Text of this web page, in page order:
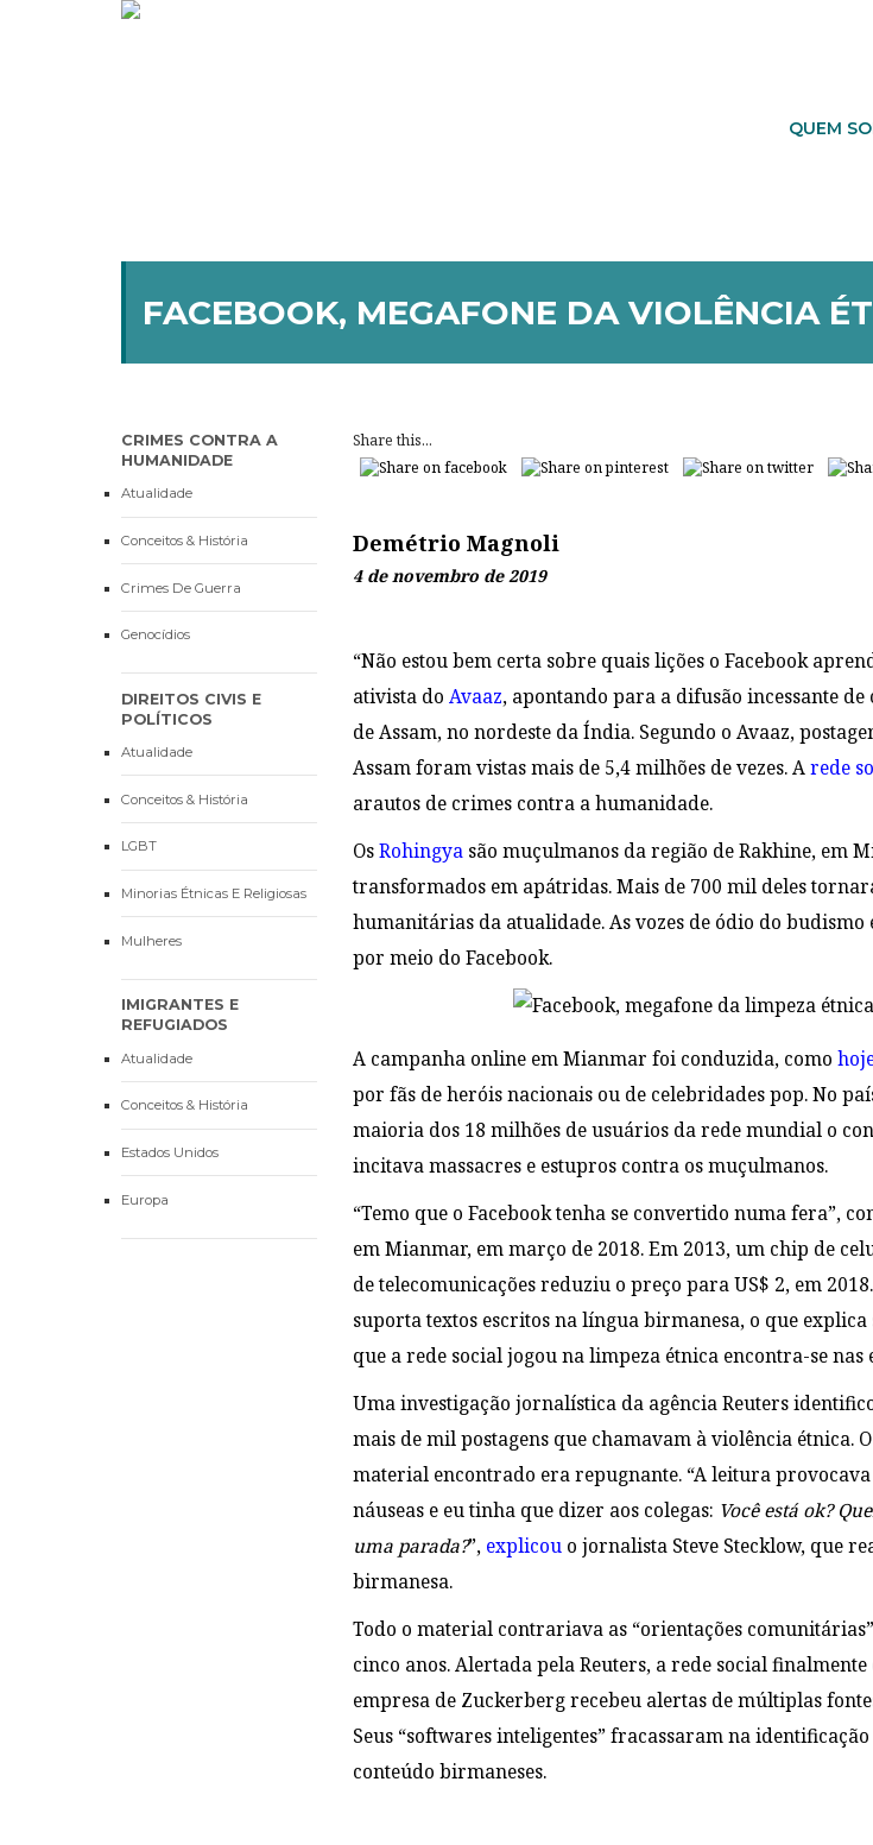
QUEM
FACEBOOK, MEGAFONE DA VIOLÊNCIA
CRIMES CONTRA A
HUMANIDADE
Atualidade
Conceitos & História
Crimes De Guerra
Genocídios
DIREITOS CIVIS E
POLÍTICOS
Atualidade
Conceitos & História
LGBT
Minorias Étnicas E Religiosas
Mulheres
IMIGRANTES E
REFUGIADOS
Atualidade
Conceitos & História
Estados Unidos
Europa
Share this...
Demétrio Magnoli
4 de novembro de 2019
“Não estou bem certa sobre quais lições o Facebook
ativista do Avaaz, apontando para a difusão incessante
de Assam, no nordeste da Índia. Segundo o Avaaz,
Assam foram vistas mais de 5,4 milhões de vezes. Arede
arautos de crimes contra a humanidade.
OsRohingya são muçulmanos da região de Rakhine, em
transformados em apátridas. Mais de 700 mil deles
humanitárias da atualidade. As vozes de ódio do
por meio do Facebook.
A campanha online em Mianmar foi conduzida, como
por fãs de heróis nacionais ou de celebridades pop. No
maioria dos 18 milhões de usuários da rede mundial o
incitava massacres e estupros contra os muçulmanos.
“Temo que o Facebook tenha se convertido numa fera”,
em Mianmar, em março de 2018. Em 2013, um chip de
de telecomunicações reduziu o preço para US$ 2, em
suporta textos escritos na língua birmanesa, o que
que a rede social jogou na limpeza étnica encontra-se
Uma investigação jornalística da agência Reuters
mais de mil postagens que chamavam à violência étnica. O
material encontrado era repugnante. “A leitura provocava
náuseas e eu tinha que dizer aos colegas: Você está ok?
uma parada?”, explicou o jornalista Steve Stecklow, que
birmanesa.
Todo o material contrariava as “orientações
cinco anos. Alertada pela Reuters, a rede social
empresa de Zuckerberg recebeu alertas de múltiplas
Seus “softwares inteligentes” fracassaram na
conteúdo birmaneses.